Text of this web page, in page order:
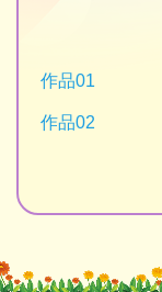
作品01
作品02